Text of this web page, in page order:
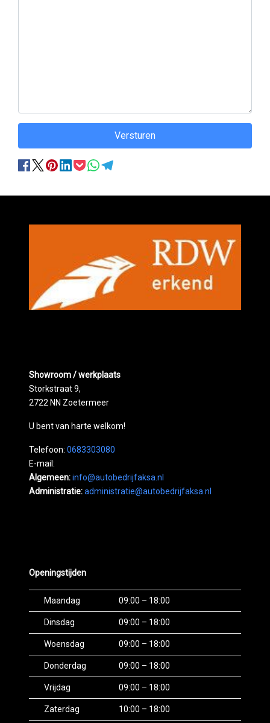
Versturen
Showroom / werkplaats
Storkstraat 9,
2722 NN Zoetermeer
U bent van harte welkom!
Telefoon: 0683303080
E-mail:
Algemeen:info@autobedrijfaksa.nl
Administratie:administratie@autobedrijfaksa.nl
Openingstijden
Maandag 09:00 – 18:00
Dinsdag 09:00 – 18:00
Woensdag 09:00 – 18:00
Donderdag 09:00 – 18:00
Vrijdag 09:00 – 18:00
Zaterdag 10:00 – 18:00